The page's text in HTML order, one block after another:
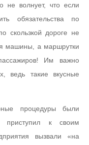
не волнует, что если
обязательства по
скользкой дороге не
машины, а маршрутки
Им важно
ведь такие вкусные
процедуры были
приступил к своим
вызвали «на